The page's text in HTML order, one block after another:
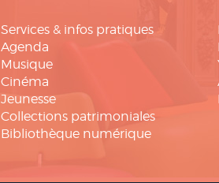
Services & infos pratiques
Agenda
Musique
Cinéma
Jeunesse
Collections patrimoniales
Bibliothèque numérique